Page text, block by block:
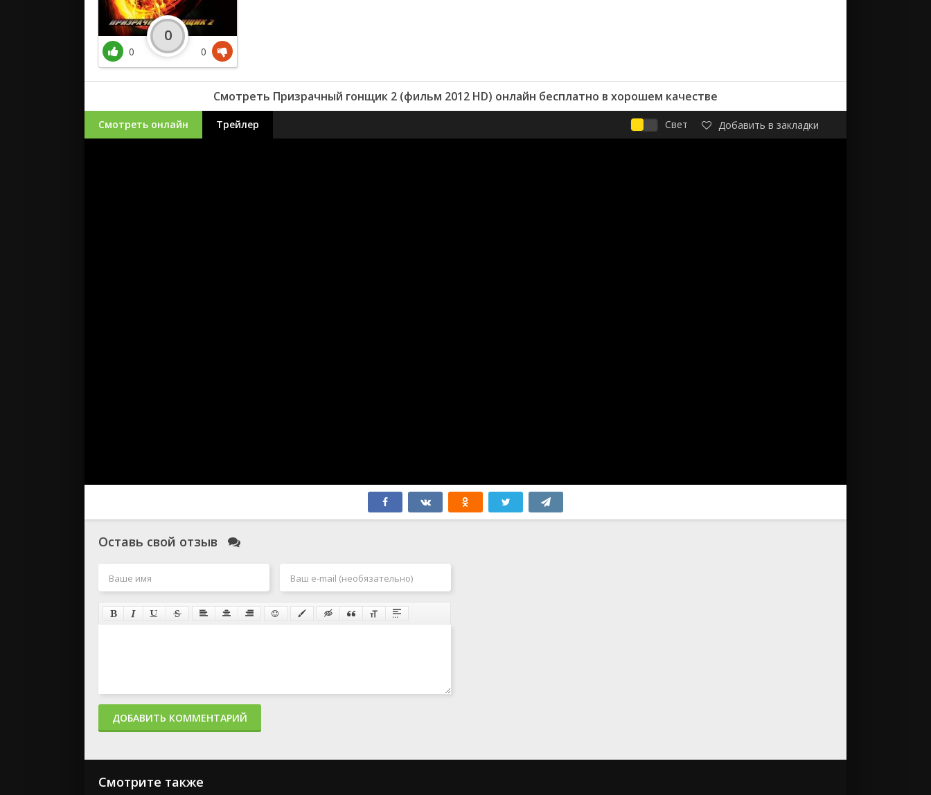
0
0
0
Смотреть Призрачный гонщик 2 (фильм 2012 HD) онлайн бесплатно в хорошем качестве
Смотреть онлайн Трейлер Свет Добавить в закладки
Оставь свой отзыв
ДОБАВИТЬ КОММЕНТАРИЙ
Смотрите также